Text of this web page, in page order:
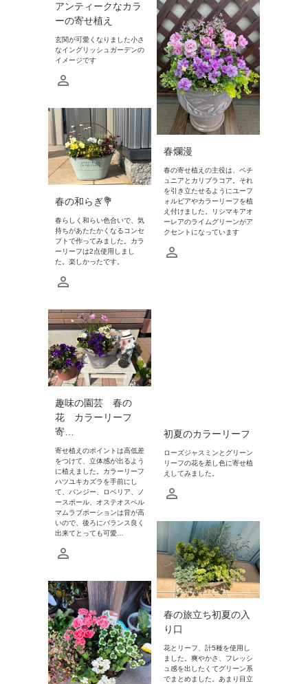
アンティークなカラ
ーの寄せ植え
玄関が可愛くなりました小さ
なイングリッシュガーデンの
イメージです
春爛漫
春の寄せ植えの主役は、ペチ
ュニアとカリブラコア。それ
を引き立たせるようにユーフ
ォルビアやカラーリーフを植
え付けました。リシマキアオ
ーレアのライムグリーンがア
クセントになっています
春の和らぎ💐
春らしく和らい色合いで、気
持ちがあたたかくなるコンセ
プトで作ってみました。カラ
ーリーフは2点使用しまし
た。楽しかったです。
初夏のカラーリーフ
ローズジャスミンとグリーン
リーフの花を差し色に寄せ植
えしてみました。
趣味の園芸 春の
花 カラーリーフ
寄…
寄せ植えのポイントは高低差
をつけて、立体感が出るよう
に植えました。カラーリーフ
ハツユキカズラを手前にし
て、パンジー、ロベリア、ノ
ースポール、オステオスペル
マムラブポーションは背が高
いので、後ろにバランス良く
出来てとっても可愛…
春の旅立ち初夏の入
り口
花とリーフ、計5種を使用し
ました。爽やかさ、フレッシ
ュ感を出したくてグリーン系
でまとめました。あまり目立